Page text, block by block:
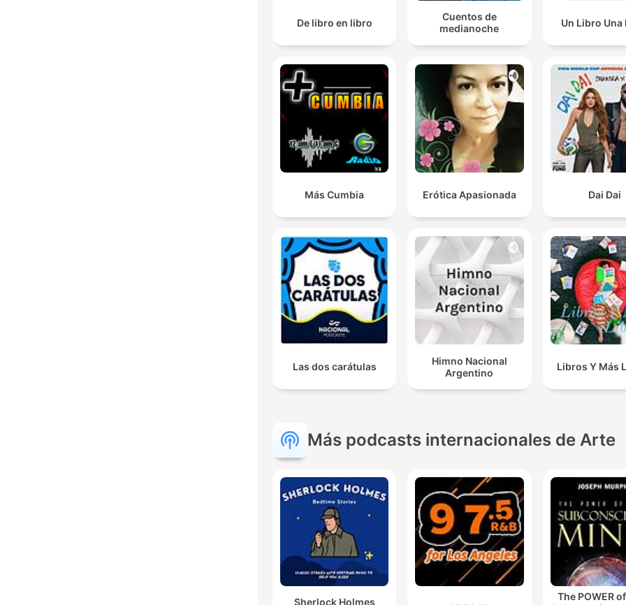
Nej men vad jag tycker idag saknas och det är att
kontakterna mellan människor har blivit sämre.
01:00:38 · Arne ger sitt livsråd om att vi behöver sträcka ut en
hand och prata mer med varandra.
De libro en libro
Cuentos de
medianoche
Un Libro Una
Más Cumbia Erótica Apasionada Dai Dai
Las dos carátulas
Himno Nacional
Argentino
Libros Y Más
Más podcasts internacionales de Arte
Sherlock Holmes
The POWER